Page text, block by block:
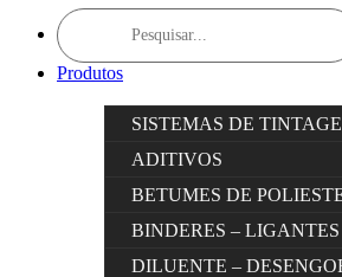
Products
search
Produtos
SISTEMAS DE
ADITIVOS
BETUMES DE
BINDERES – LIGANTES
DILUENTE –